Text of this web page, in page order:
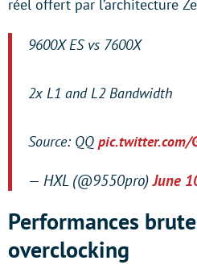
réel offert par l’architecture
9600X ES vs 7600X
2x L1 and L2 Bandwidth
Source: QQ pic.twitter.com/
— HXL (@9550pro)June
Performances
overclocking